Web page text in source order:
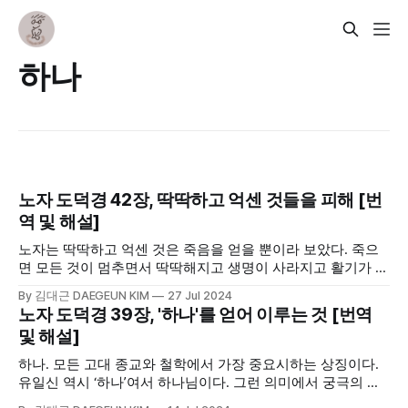
하나
노자 도덕경 42장, 딱딱하고 억센 것들을 피해 [번
역 및 해설]
노자는 딱딱하고 억센 것은 죽음을 얻을 뿐이라 보았다. 죽으
면 모든 것이 멈추면서 딱딱해지고 생명이 사라지고 활기가 빠
이 마르면 그렇다. 노자가 부드러움을 강조한 이유는 당시 세
상에 이러한 딱딱하고 억센 것만 존재해서일 수도 있다. 형벌
과 전쟁만이 존재하는 그런 곳엔 사람이 살 수 없기 때문이다.
By 김대근 DAEGEUN KIM 27 Jul 2024
노자 도덕경 39장, '하나'를 얻어 이루는 것 [번역
및 해설]
하나. 모든 고대 종교와 철학에서 가장 중요시하는 상징이다.
유일신 역시 ‘하나’여서 하나님이다. 그런 의미에서 궁극의 숫